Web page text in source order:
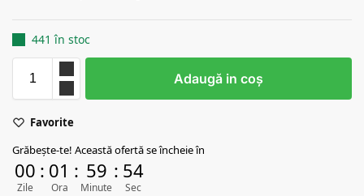
441 în stoc
Adaugă in coş
Favorite
Grăbește-te! Această ofertă se încheie în
00
Zile
: 01
Ora
: 59
Minute
: 53
Sec